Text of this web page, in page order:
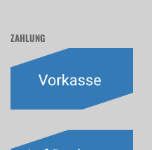
ZAHLUNG